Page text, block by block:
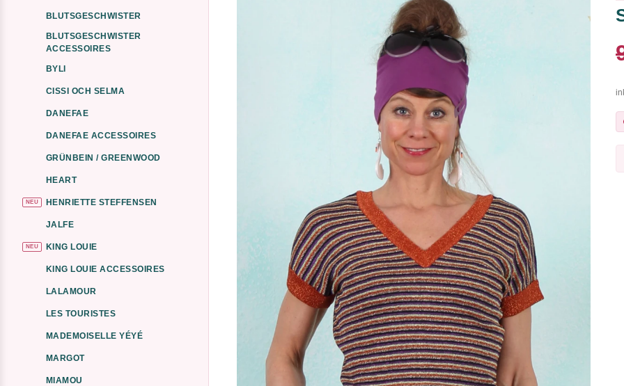
BLUTSGESCHWISTER
BLUTSGESCHWISTER
ACCESSOIRES
BYLI
CISSI OCH SELMA
DANEFAE
DANEFAE ACCESSOIRES
GRÜNBEIN / GREENWOOD
HEART
NEU HENRIETTE STEFFENSEN
JALFE
NEU KING LOUIE
KING LOUIE ACCESSOIRES
LALAMOUR
LES TOURISTES
MADEMOISELLE YÉYÉ
MARGOT
MIAMOU